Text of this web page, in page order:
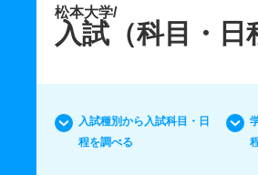
松本大学/
入試（科目・日
入試種別から入試科目・日
程を調べる